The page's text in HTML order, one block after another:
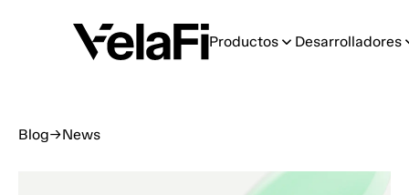
Productos Desarrolladores
Blog→News